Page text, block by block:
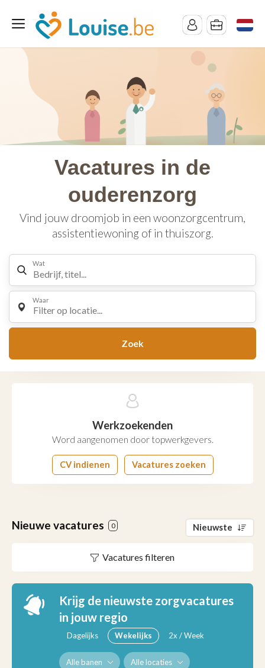
Vacatures in de
ouderenzorg
Vind jouw droomjob in een woonzorgcentrum,
assistentiewoning of in thuiszorg.
Wat
Waar
Filter op locatie...
Zoek
Werkzoekenden
Word aangenomen door topwerkgevers.
CV indienen Vacatures zoeken
Nieuwe vacatures 0 Nieuwste
Vacatures filteren
Krijg de nieuwste zorgvacatures
in jouw regio
Dagelijks Wekelijks 2x / Week
Alle banen Alle locaties